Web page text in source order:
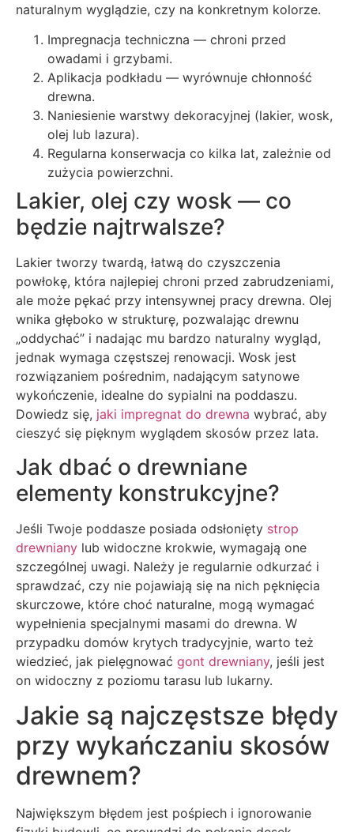
naturalnym wyglądzie, czy na konkretnym kolorze.
Impregnacja techniczna — chroni przed
owadami i grzybami.
Aplikacja podkładu — wyrównuje chłonność
drewna.
Naniesienie warstwy dekoracyjnej (lakier, wosk,
olej lub lazura).
Regularna konserwacja co kilka lat, zależnie od
zużycia powierzchni.
Lakier, olej czy wosk — co
będzie najtrwalsze?
Lakier tworzy twardą, łatwą do czyszczenia
powłokę, która najlepiej chroni przed zabrudzeniami,
ale może pękać przy intensywnej pracy drewna. Olej
wnika głęboko w strukturę, pozwalając drewnu
„oddychać” i nadając mu bardzo naturalny wygląd,
jednak wymaga częstszej renowacji. Wosk jest
rozwiązaniem pośrednim, nadającym satynowe
wykończenie, idealne do sypialni na poddaszu.
Dowiedz się, jaki impregnat do drewna wybrać, aby
cieszyć się pięknym wyglądem skosów przez lata.
Jak dbać o drewniane
elementy konstrukcyjne?
Jeśli Twoje poddasze posiada odsłonięty strop
drewniany lub widoczne krokwie, wymagają one
szczególnej uwagi. Należy je regularnie odkurzać i
sprawdzać, czy nie pojawiają się na nich pęknięcia
skurczowe, które choć naturalne, mogą wymagać
wypełnienia specjalnymi masami do drewna. W
przypadku domów krytych tradycyjnie, warto też
wiedzieć, jak pielęgnować gont drewniany, jeśli jest
on widoczny z poziomu tarasu lub lukarny.
Jakie są najczęstsze błędy
przy wykańczaniu skosów
drewnem?
Największym błędem jest pośpiech i ignorowanie